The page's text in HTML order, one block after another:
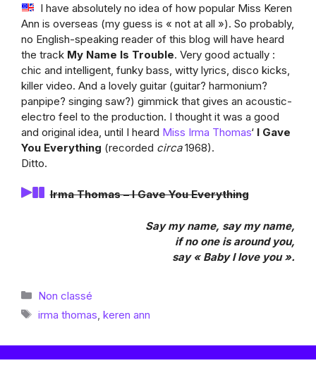
I have absolutely no idea of how popular Miss Keren
Ann is overseas (my guess is « not at all »). So probably,
no English-speaking reader of this blog will have heard
the track My Name Is Trouble. Very good actually :
chic and intelligent, funky bass, witty lyrics, disco kicks,
killer video. And a lovely guitar (guitar? harmonium?
panpipe? singing saw?) gimmick that gives an acoustic-
electro feel to the production. I thought it was a good
and original idea, until I heard Miss Irma Thomas‘ I Gave
You Everything (recorded circa1968).
Ditto.
Irma Thomas – I Gave You Everything
Say my name, say my name,
if no one is around you,
say « Baby I love you ».
Catégories
Non classé
Étiquettes
irma thomas keren ann